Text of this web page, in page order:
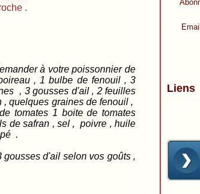
à votre poissonnier de
, 1 bulbe de fenouil , 3
, 3 gousses d'ail , 2 feuilles
, quelques graines de fenouil ,
tomates 1 boite de tomates
de safran , sel , poivre , huile
.
d'ail selon vos goûts ,
Email
Liens